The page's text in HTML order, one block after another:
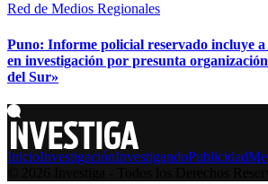
Red de Medios Regionales
Puno: Informe policial reservado incluye
en investigación por presunta
del Sur»
InicioInvestigaciónInvestigandoPublicidad